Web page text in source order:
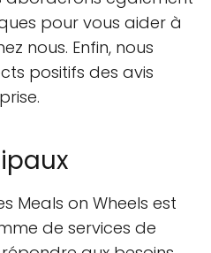
pour vous aider à
nous. Enfin, nous
positifs des avis
Meals on Wheels est
de services de